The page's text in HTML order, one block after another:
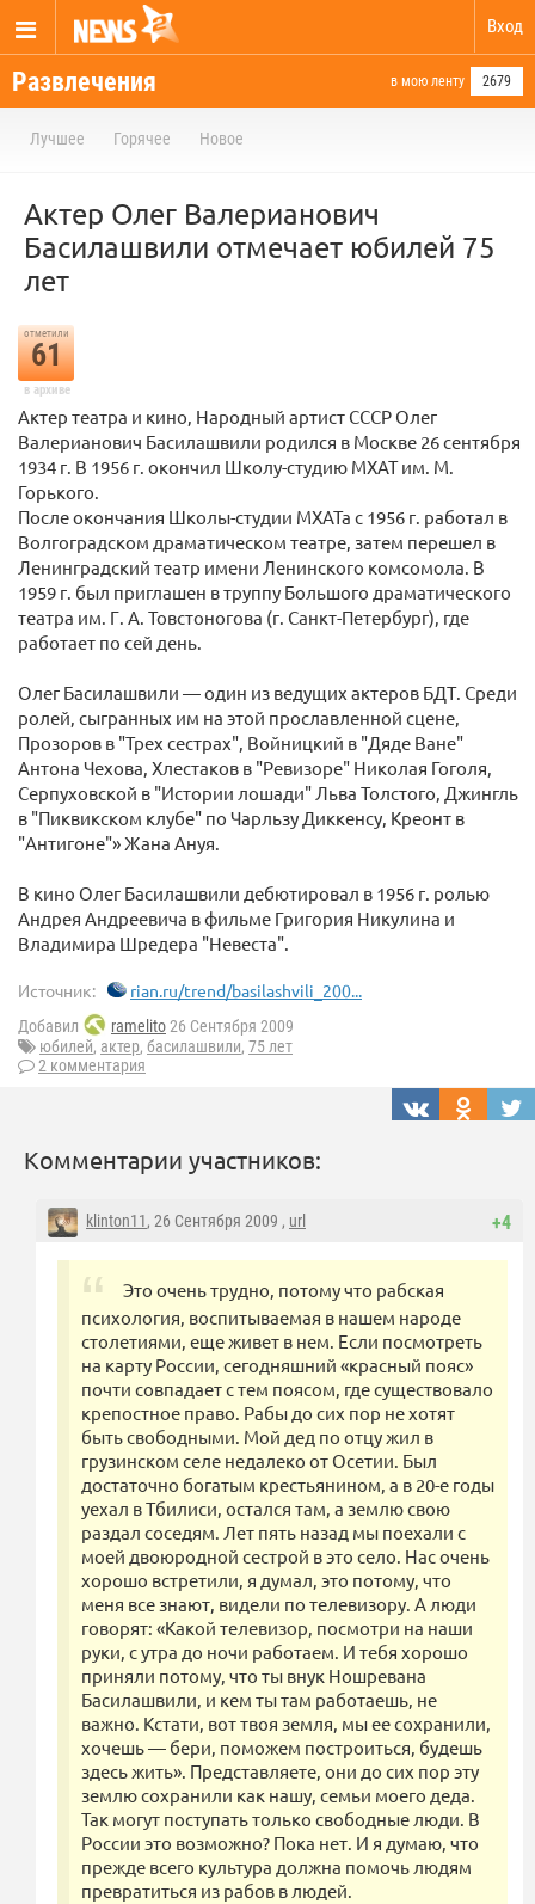
Вход
Развлечения в мою ленту 2679
Лучшее Горячее Новое
Актер Олег Валерианович
Басилашвили отмечает юбилей 75
лет
отметили
61
в архиве
Актер театра и кино, Народный артист СССР Олег
Валерианович Басилашвили родился в Москве 26 сентября
1934 г. В 1956 г. окончил Школу-студию МХАТ им. М.
Горького.
После окончания Школы-студии МХАТа с 1956 г. работал в
Волгоградском драматическом театре, затем перешел в
Ленинградский театр имени Ленинского комсомола. В
1959 г. был приглашен в труппу Большого драматического
театра им. Г. А. Товстоногова (г. Санкт-Петербург), где
работает по сей день.
Олег Басилашвили — один из ведущих актеров БДТ. Среди
ролей, сыгранных им на этой прославленной сцене,
Прозоров в "Трех сестрах", Войницкий в "Дяде Ване"
Антона Чехова, Хлестаков в "Ревизоре" Николая Гоголя,
Серпуховской в "Истории лошади" Льва Толстого, Джингль
в "Пиквикском клубе" по Чарльзу Диккенсу, Креонт в
"Антигоне"» Жана Ануя.
В кино Олег Басилашвили дебютировал в 1956 г. ролью
Андрея Андреевича в фильме Григория Никулина и
Владимира Шредера "Невеста".
Источник: rian.ru/trend/basilashvili_200...
Добавил ramelito26 Сентября 2009
юбилей, актер, басилашвили, 75 лет
2 комментария
Комментарии участников:
+4
klinton11, 26 Сентября 2009 , url
Это очень трудно, потому что рабская
психология, воспитываемая в нашем народе
столетиями, еще живет в нем. Если посмотреть
на карту России, сегодняшний «красный пояс»
почти совпадает с тем поясом, где существовало
крепостное право. Рабы до сих пор не хотят
быть свободными. Мой дед по отцу жил в
грузинском селе недалеко от Осетии. Был
достаточно богатым крестьянином, а в 20-е годы
уехал в Тбилиси, остался там, а землю свою
раздал соседям. Лет пять назад мы поехали с
моей двоюродной сестрой в это село. Нас очень
хорошо встретили, я думал, это потому, что
меня все знают, видели по телевизору. А люди
говорят: «Какой телевизор, посмотри на наши
руки, с утра до ночи работаем. И тебя хорошо
приняли потому, что ты внук Ношревана
Басилашвили, и кем ты там работаешь, не
важно. Кстати, вот твоя земля, мы ее сохранили,
хочешь — бери, поможем построиться, будешь
здесь жить». Представляете, они до сих пор эту
землю сохранили как нашу, семьи моего деда.
Так могут поступать только свободные люди. В
России это возможно? Пока нет. И я думаю, что
прежде всего культура должна помочь людям
превратиться из рабов в людей.